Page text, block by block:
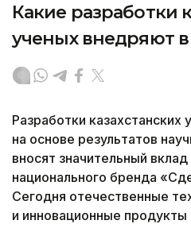
Какие разработки
ученых внедряют
Разработки казахстанских
на основе результатов
вносят значительный вклад
национального бренда
Сегодня отечественные
и инновационные продукты